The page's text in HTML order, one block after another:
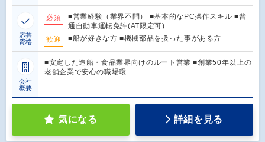
応募
資格
必須
■営業経験（業界不問） ■基本的なPC操作スキル ■普
通自動車運転免許(AT限定可)…
歓迎
■船が好きな方 ■機械部品を扱った事がある方
会社
概要
■安定した造船・食品業界向けのルート営業 ■創業50年以上の
老舗企業で安心の職場環…
気になる 詳細を見る